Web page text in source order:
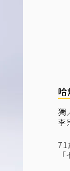
哈
獨
李